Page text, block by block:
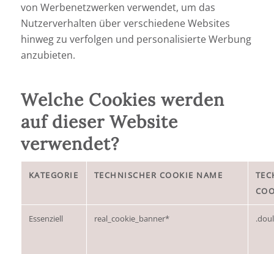
von Werbenetzwerken verwendet, um das
Nutzerverhalten über verschiedene Websites
hinweg zu verfolgen und personalisierte Werbung
anzubieten.
Welche Cookies werden
auf dieser Website
verwendet?
KATEGORIE TECHNISCHER COOKIE NAME
Essenziell real_cookie_banner*